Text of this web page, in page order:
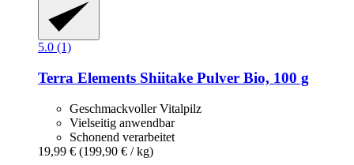
5.0 (1)
Terra Elements Shiitake Pulver Bio, 100 g
Geschmackvoller Vitalpilz
Vielseitig anwendbar
Schonend verarbeitet
19,99 € (199,90 € / kg)